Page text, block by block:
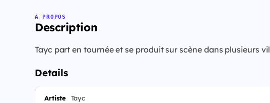
À PROPOS
Description
Tayc part en tournée et se produit sur scène dans plusieurs
Details
Artiste Tayc